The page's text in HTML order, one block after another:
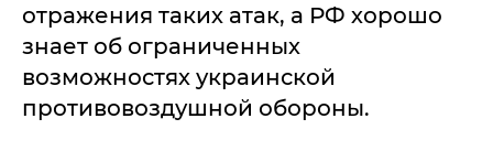
отражения таких атак, а РФ хорошо
знает об ограниченных
возможностях украинской
противовоздушной обороны.